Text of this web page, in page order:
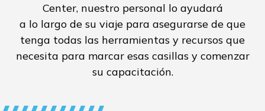
Center, nuestro personal lo ayudará
a lo largo de su viaje para asegurarse de que
tenga todas las herramientas y recursos que
necesita para marcar esas casillas y comenzar
su capacitación.